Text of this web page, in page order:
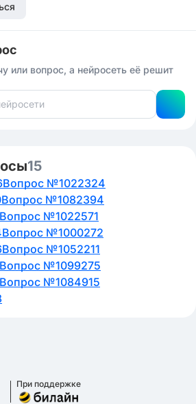
годов была проведена судебная
на основе Боярской думы. Однако,
скончался в апреле
котелось иметь современный
году он повелел придворным
в «венгерском кафтане».
или вопрос, а нейросеть её решит
15
Вопрос №1022324
Вопрос №1082394
Вопрос №1022571
Вопрос №1000272
Вопрос №1052211
Вопрос №1099275
Вопрос №1084915
При поддержке